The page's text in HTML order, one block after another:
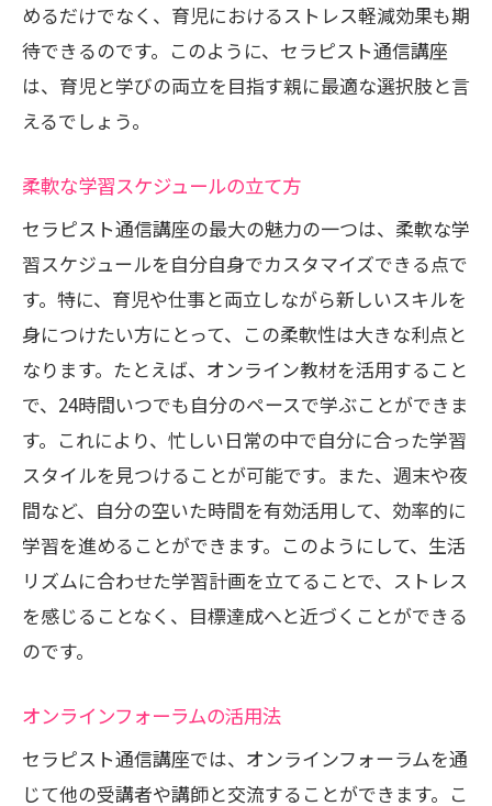
めるだけでなく、育児におけるストレス軽減効果も期
待できるのです。このように、セラピスト通信講座
は、育児と学びの両立を目指す親に最適な選択肢と言
えるでしょう。
柔軟な学習スケジュールの立て方
セラピスト通信講座の最大の魅力の一つは、柔軟な学
習スケジュールを自分自身でカスタマイズできる点で
す。特に、育児や仕事と両立しながら新しいスキルを
身につけたい方にとって、この柔軟性は大きな利点と
なります。たとえば、オンライン教材を活用すること
で、24時間いつでも自分のペースで学ぶことができま
す。これにより、忙しい日常の中で自分に合った学習
スタイルを見つけることが可能です。また、週末や夜
間など、自分の空いた時間を有効活用して、効率的に
学習を進めることができます。このようにして、生活
リズムに合わせた学習計画を立てることで、ストレス
を感じることなく、目標達成へと近づくことができる
のです。
オンラインフォーラムの活用法
セラピスト通信講座では、オンラインフォーラムを通
じて他の受講者や講師と交流することができます。こ